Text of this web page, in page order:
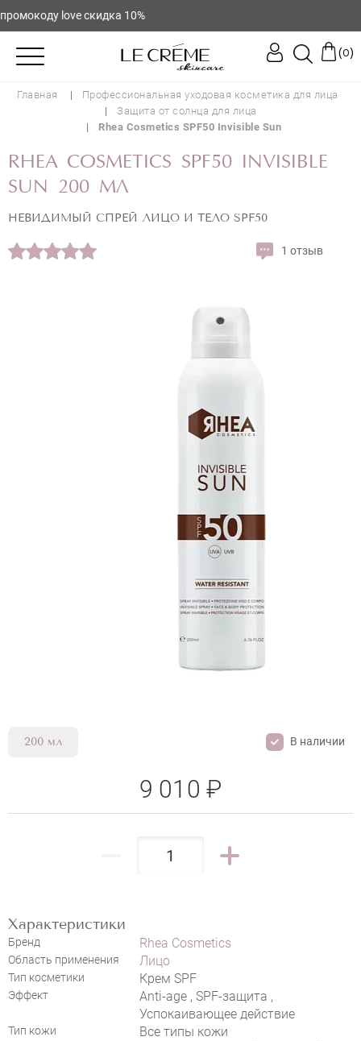
love скидка 10%
(0)
Главная
Профессиональная уходовая косметика для лица
Защита от солнца для лица
Rhea Cosmetics SPF50 Invisible Sun
RHEA COSMETICS SPF50 INVISIBLE
SUN 200 МЛ
НЕВИДИМЫЙ СПРЕЙ ЛИЦО И ТЕЛО SPF50
1 отзыв
RHEA COSMETICS SPF50 INVISIBLE
SUN
200 мл В наличии
Характеристики
Бренд Rhea Cosmetics
Область применения Лицо
Тип косметики Крем SPF
Эффект
Anti-age , SPF-защита ,
Успокаивающее действие
Тип кожи Все типы кожи
9 010 ₽
НАПИСАТЬ ОТЗЫВ